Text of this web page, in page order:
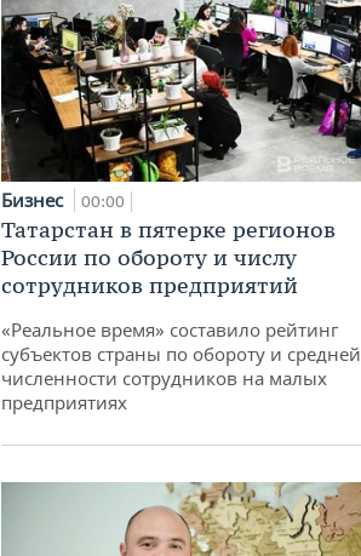
Бизнес 00:00
Татарстан в пятерке регионов
России по обороту и числу
сотрудников предприятий
«Реальное время» составило рейтинг
субъектов страны по обороту и средней
численности сотрудников на малых
предприятиях